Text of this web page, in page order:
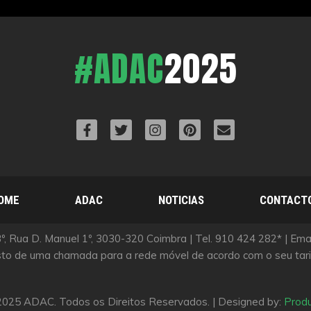
#ADAC2025
ADAC NOTICIAS
Rua D. Manuel 1º, 3030-320 Coimbra | Tel. 910 424 282* |
de uma chamada para a rede móvel de acordo com o seu
ADAC. Todos os Direitos Reservados. | Designed by: